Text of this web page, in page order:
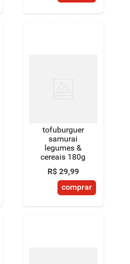
tofuburguer
samurai
legumes &
cereais 180g
R$ 29,99
comprar